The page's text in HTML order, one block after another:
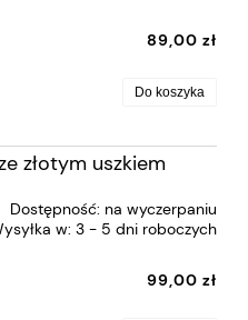
89,00 zł
Do koszyka
złotym uszkiem
Dostępność: na wyczerpaniu
w: 3 - 5 dni roboczych
99,00 zł